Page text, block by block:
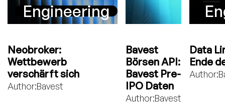
Engineering
Neobroker:
Wettbewerb
verschärft sich
Author:Bavest
Bavest
Börsen API:
Bavest Pre-
IPO Daten
Author:Bavest
Data
Ende
Author: